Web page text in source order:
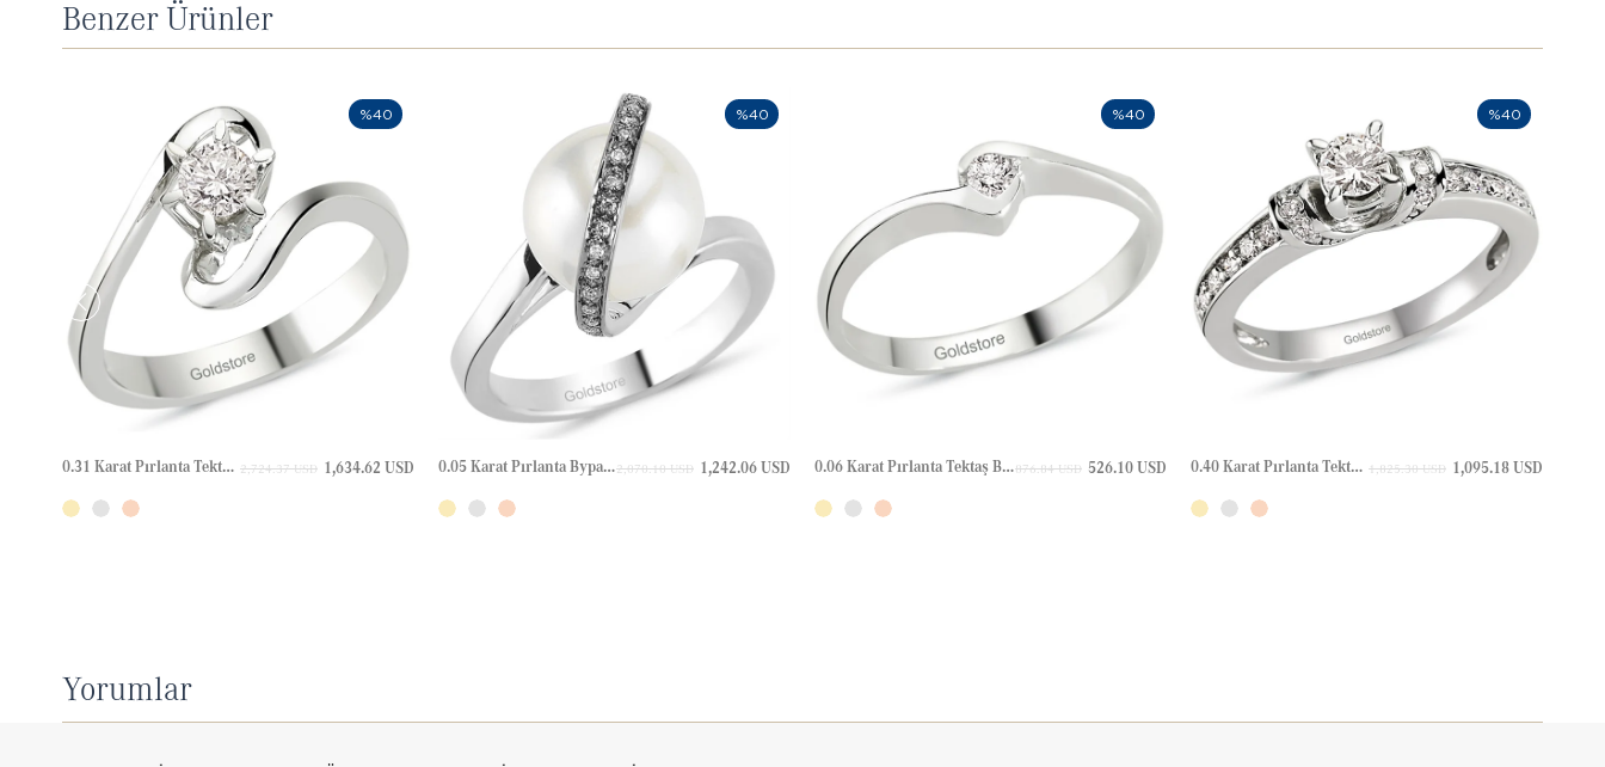
Benzer Ürünler
0.31 Karat Pırlanta Tektaş Bypass Altın Yüzük 1,634.62 USD
2,724.37 USD
%40
0.05 Karat Pırlanta Bypass Altın Yüzük 1,242.06 USD
2,070.10 USD
%40
0.06 Karat Pırlanta Tektaş Bypass Altın Yüzük 526.10 USD
876.84 USD
%40
0.40 Karat Pırlanta Tektaş Altın Yüzük 1,095.18 USD
1,825.30 USD
%40
Yorumlar